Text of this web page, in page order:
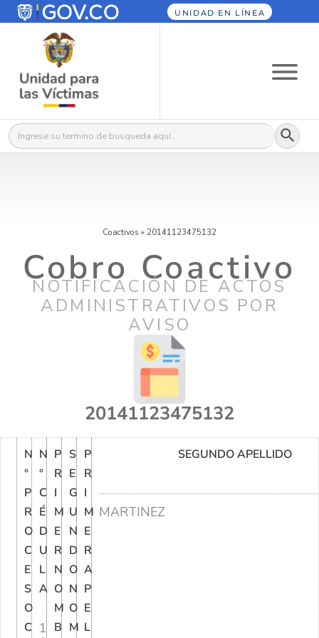
UNIDAD EN LÍNEA
Buscar: Botón
Coactivos » 20141123475132
Cobro Coactivo
NOTIFICACIÓN DE ACTOS
ADMINISTRATIVOS POR
AVISO
20141123475132
N
°
P
R
O
C
E
S
O
C
N
°
C
É
D
U
L
A
1
P
R
I
M
E
R
N
O
M
B
S
E
G
U
N
D
O
N
O
M
P
R
I
M
E
R
A
P
E
L
SEGUNDO APELLIDO
MARTINEZ